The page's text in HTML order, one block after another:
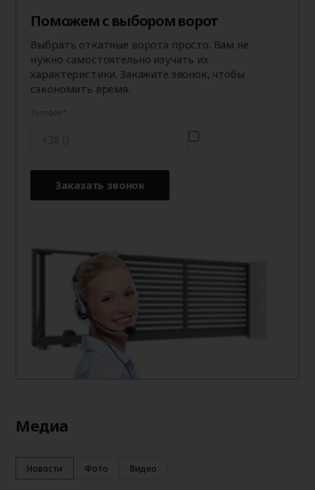
Поможем с выбором ворот
Выбрать откатные ворота просто. Вам не
нужно самостоятельно изучать их
характеристики. Закажите звонок, чтобы
сэкономить время.
Заказать звонок
Медиа
Новости Фото Видео